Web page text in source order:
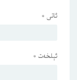
ئاتى *
ئېلخەت *